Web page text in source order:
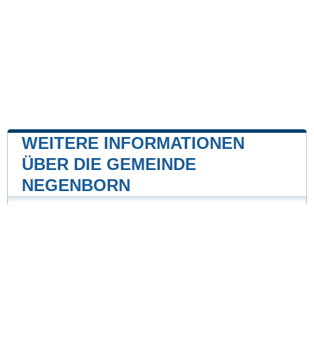
WEITERE INFORMATIONEN
ÜBER DIE GEMEINDE
NEGENBORN